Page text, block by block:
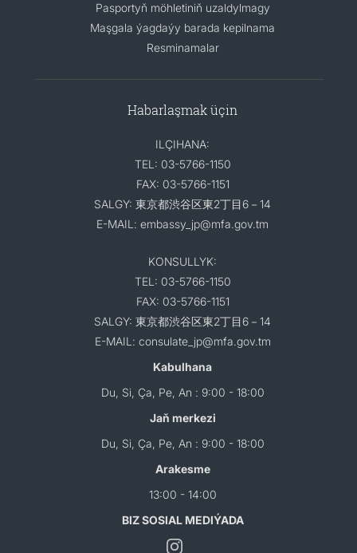
Pasportyň möhletiniň uzaldylmagy
Maşgala ýagdaýy barada kepilnama
Resminamalar
Habarlaşmak üçin
ILÇIHANA:
TEL: 03-5766-1150
FAX: 03-5766-1151
SALGY: 東京都渋谷区東2丁目6－14
E-MAIL: embassy_jp@mfa.gov.tm
KONSULLYK:
TEL: 03-5766-1150
FAX: 03-5766-1151
SALGY: 東京都渋谷区東2丁目6－14
E-MAIL: consulate_jp@mfa.gov.tm
Kabulhana
Du, Si, Ça, Pe, An : 9:00 - 18:00
Jaň merkezi
Du, Si, Ça, Pe, An : 9:00 - 18:00
Arakesme
13:00 - 14:00
BIZ SOSIAL MEDIÝADA